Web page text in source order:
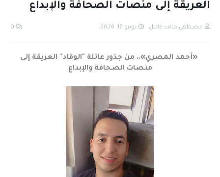
العريقة إلى منصات الصحافة والإبداع
مصطفى حامد كامل يونيو 16, 2026 0
«أحمد المصري».. من جذور عائلة "الوقاد" العريقة إلى
منصات الصحافة والإبداع